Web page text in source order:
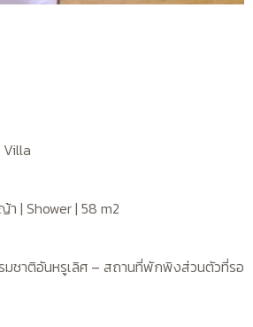
Villa
า | Shower | 58 m2
มชาติอันหรูเลิศ – สถานที่พักพิงส่วนตัวที่รอ